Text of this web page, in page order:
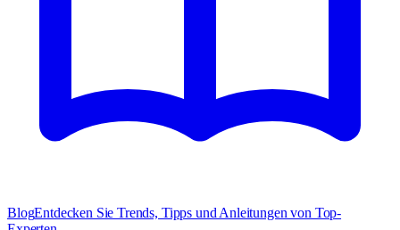
BlogEntdecken Sie Trends, Tipps und Anleitungen von Top-